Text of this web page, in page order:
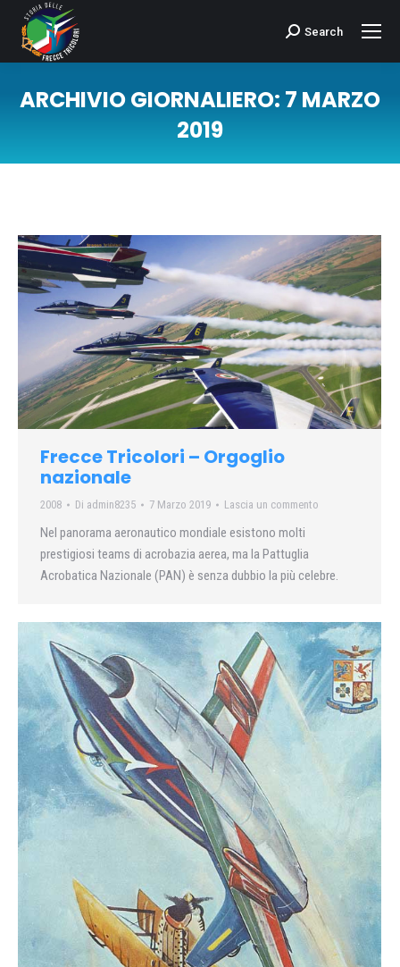
Cerca:Search
ARCHIVIO GIORNALIERO: 7 MARZO
2019
Frecce Tricolori – Orgoglio
nazionale
2008 Di admin8235 7 Marzo 2019 Lascia un commento
Nel panorama aeronautico mondiale esistono molti
prestigiosi teams di acrobazia aerea, ma la Pattuglia
Acrobatica Nazionale (PAN) è senza dubbio la più celebre.